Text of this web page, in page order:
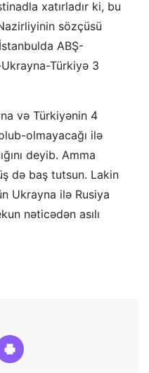
xatırladır ki, bu
sözçüsü
ABŞ-
Türkiyə 3
və Türkiyənin 4
olmayacağı ilə
deyib. Amma
də baş tutsun. Lakin
Ukrayna ilə Rusiya
nəticədən asılı